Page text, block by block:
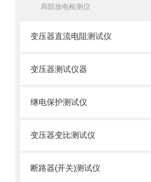
局部放电检测仪
变压器直流电阻测试仪
变压器测试仪器
继电保护测试仪
变压器变比测试仪
断路器(开关)测试仪